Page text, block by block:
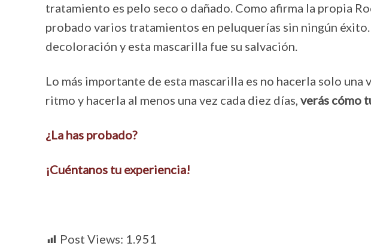
tratamiento es pelo seco o dañado. Como afirma la propia
probado varios tratamientos en peluquerías sin ningún
decoloración y esta mascarilla fue su salvación.
Lo más importante de esta mascarilla es no hacerla solo
ritmo y hacerla al menos una vez cada diez días, verás cómo
¿La has probado?
¡Cuéntanos tu experiencia!
Post Views: 1.951